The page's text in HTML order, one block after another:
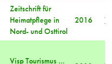
Zeitschrift für
Heimatpflege in
Nord- und Osttirol
2016
Visp Tourismus …